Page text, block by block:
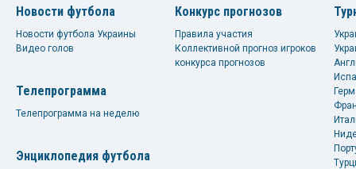
Новости футбола
Новости футбола Украины
Видео голов
Телепрограмма
Телепрограмма на неделю
Энциклопедия футбола
Конкурс прогнозов
Правила участия
Коллективной прогноз игроков
конкурса прогнозов